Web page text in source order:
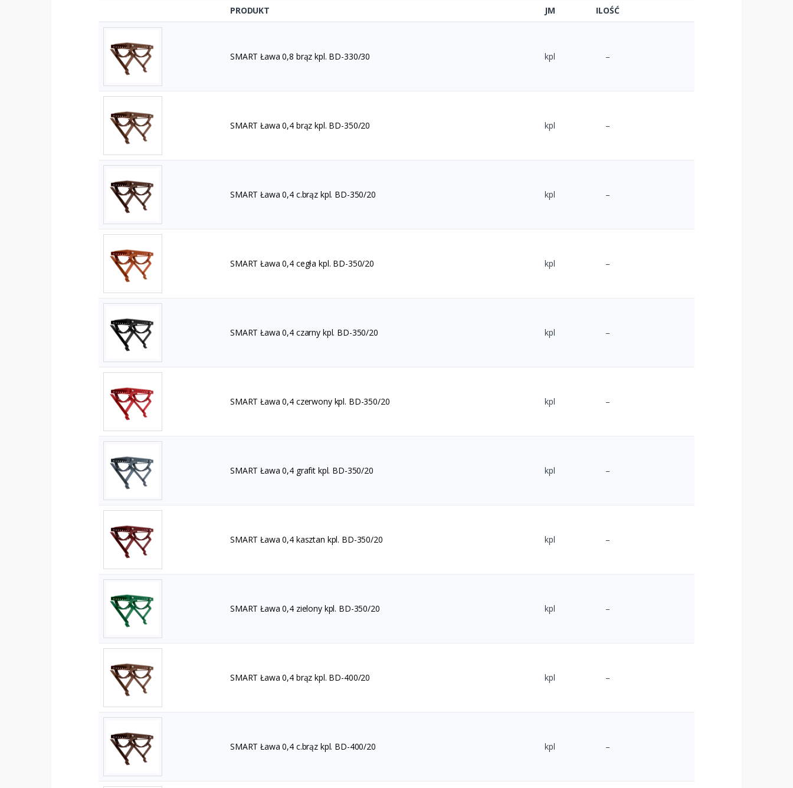
PRODUKT JM ILOŚĆ
SMART Ława 0,8 brąz kpl. BD-330/30 kpl –
SMART Ława 0,4 brąz kpl. BD-350/20 kpl –
SMART Ława 0,4 c.brąz kpl. BD-350/20 kpl –
SMART Ława 0,4 cegła kpl. BD-350/20 kpl –
SMART Ława 0,4 czarny kpl. BD-350/20 kpl –
SMART Ława 0,4 czerwony kpl. BD-350/20 kpl –
SMART Ława 0,4 grafit kpl. BD-350/20 kpl –
SMART Ława 0,4 kasztan kpl. BD-350/20 kpl –
SMART Ława 0,4 zielony kpl. BD-350/20 kpl –
SMART Ława 0,4 brąz kpl. BD-400/20 kpl –
SMART Ława 0,4 c.brąz kpl. BD-400/20 kpl –